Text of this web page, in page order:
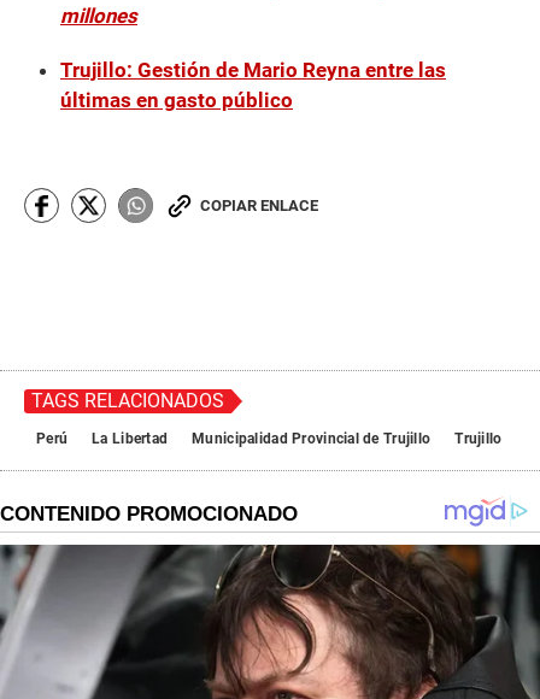
millones
Trujillo: Gestión de Mario Reyna entre las
últimas en gasto público
COPIAR ENLACE
TAGS RELACIONADOS
Perú La Libertad Municipalidad Provincial de Trujillo Trujillo